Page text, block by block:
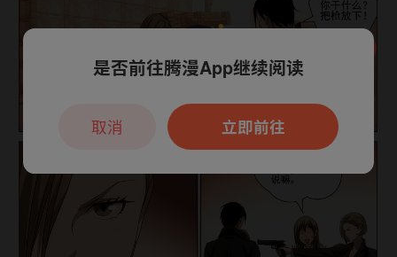
本章节仅支持App阅读，可打开App新用
户7天免费看
是否前往腾漫App继续阅读
立即前往
取消